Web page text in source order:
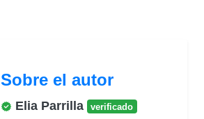
Sobre el autor
Elia Parrilla verificado